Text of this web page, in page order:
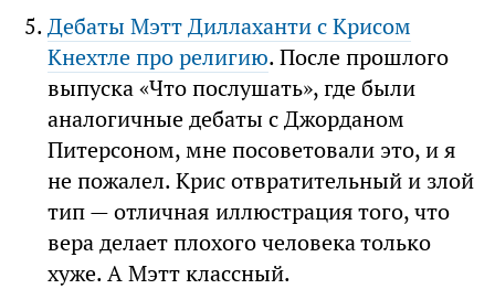
Дебаты Мэтт Диллаханти c Крисом
Кнехтле про религию. После прошлого
выпуска «Что послушать», где были
аналогичные дебаты с Джорданом
Питерсоном, мне посоветовали это, и я
не пожалел. Крис отвратительный и злой
тип — отличная иллюстрация того, что
вера делает плохого человека только
хуже. А Мэтт классный.